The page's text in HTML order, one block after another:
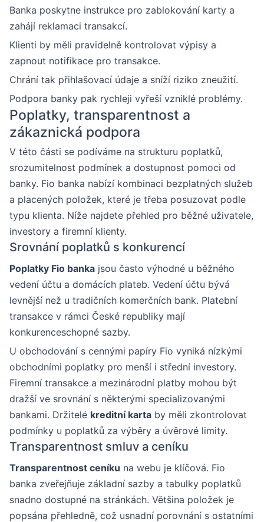
Banka poskytne instrukce pro zablokování karty a
zahájí reklamaci transakcí.
Klienti by měli pravidelně kontrolovat výpisy a
zapnout notifikace pro transakce.
Chrání tak přihlašovací údaje a sníží riziko zneužití.
Podpora banky pak rychleji vyřeší vzniklé problémy.
Poplatky, transparentnost a
zákaznická podpora
V této části se podíváme na strukturu poplatků,
srozumitelnost podmínek a dostupnost pomoci od
banky. Fio banka nabízí kombinaci bezplatných služeb
a placených položek, které je třeba posuzovat podle
typu klienta. Níže najdete přehled pro běžné uživatele,
investory a firemní klienty.
Srovnání poplatků s konkurencí
Poplatky Fio banka jsou často výhodné u běžného
vedení účtu a domácích plateb. Vedení účtu bývá
levnější než u tradičních komerčních bank. Platební
transakce v rámci České republiky mají
konkurenceschopné sazby.
U obchodování s cennými papíry Fio vyniká nízkými
obchodními poplatky pro menší i střední investory.
Firemní transakce a mezinárodní platby mohou být
dražší ve srovnání s některými specializovanými
bankami. Držitelé kreditní karta by měli zkontrolovat
podmínky u poplatků za výběry a úvěrové limity.
Transparentnost smluv a ceníku
Transparentnost ceníku na webu je klíčová. Fio
banka zveřejňuje základní sazby a tabulky poplatků
snadno dostupné na stránkách. Většina položek je
popsána přehledně, což usnadní porovnání s ostatními